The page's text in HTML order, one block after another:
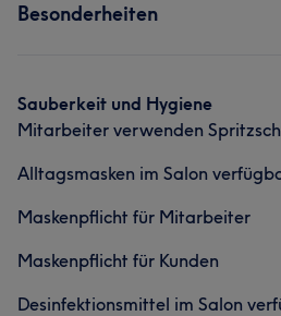
Besonderheiten
Sauberkeit und Hygiene
Mitarbeiter verwenden
Alltagsmasken im Salon
Maskenpflicht für Mitarbeiter
Maskenpflicht für Kunden
Desinfektionsmittel im Salon